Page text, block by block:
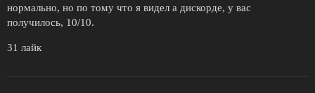
нормально, но по тому что я видел а дискорде, у вас
получилось, 10/10.
31 лайк